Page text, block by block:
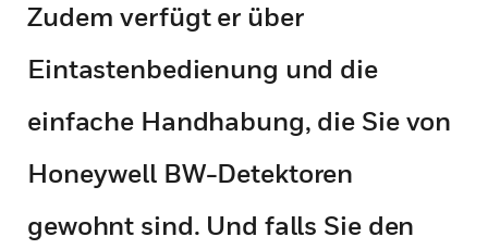
Zudem verfügt er über
Eintastenbedienung und die
einfache Handhabung, die Sie von
Honeywell BW-Detektoren
gewohnt sind. Und falls Sie den